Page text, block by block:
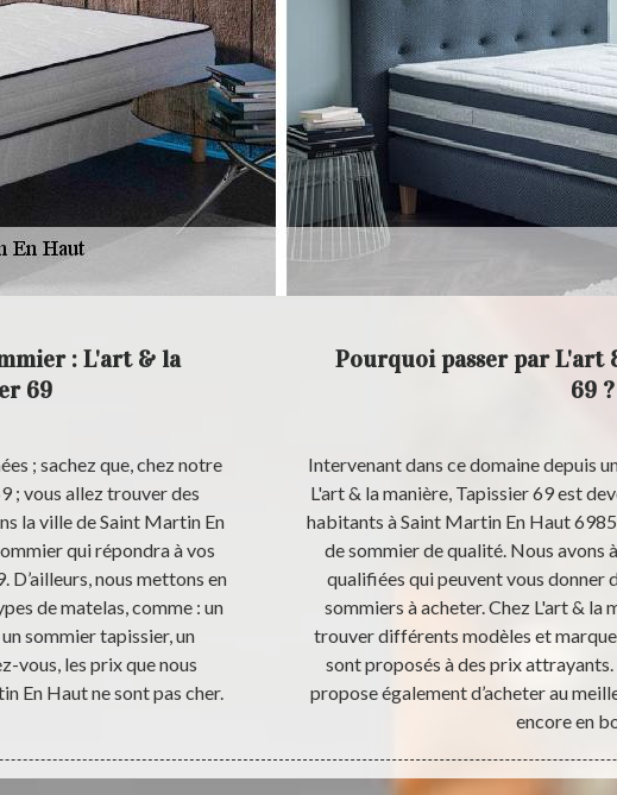
: L'art & la
69
; sachez que, chez notre
; vous allez trouver des
la ville de Saint Martin En
qui répondra à vos
D’ailleurs, nous mettons en
de matelas, comme : un
sommier tapissier, un
vous, les prix que nous
En Haut ne sont pas cher.
Pourquoi passer par L'art
69 ?
Intervenant dans ce domaine depuis
L'art & la manière, Tapissier 69 est
habitants à Saint Martin En Haut
de sommier de qualité. Nous avons
qualifiées qui peuvent vous donner
sommiers à acheter. Chez L'art & la
trouver différents modèles et
sont proposés à des prix
propose également d’acheter au
encore en